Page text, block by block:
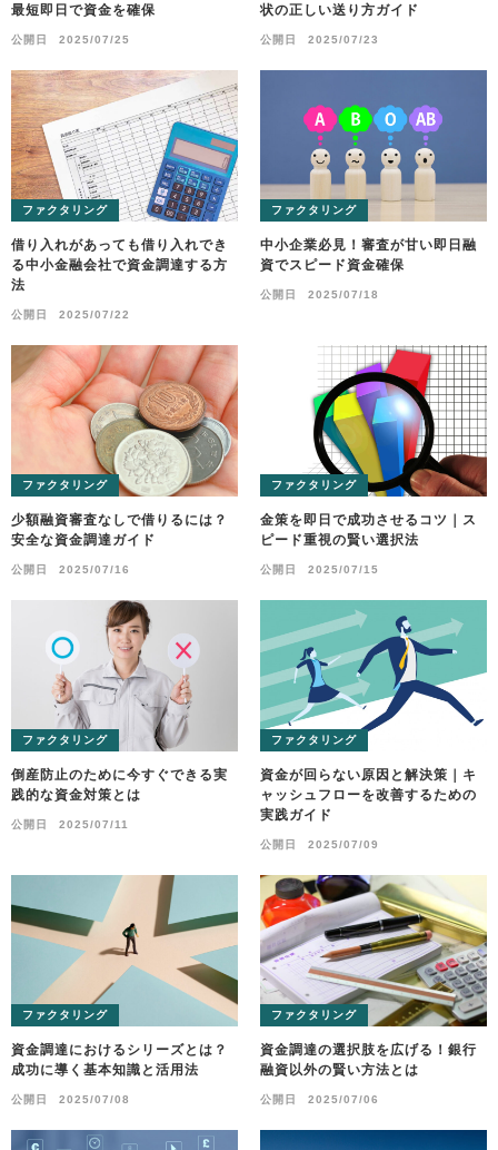
最短即日で資金を確保
公開日 2025/07/25
状の正しい送り方ガイド
公開日 2025/07/23
ファクタリング
借り入れがあっても借り入れでき
る中小金融会社で資金調達する方
法
公開日 2025/07/22
ファクタリング
中小企業必見！審査が甘い即日融
資でスピード資金確保
公開日 2025/07/18
ファクタリング
少額融資審査なしで借りるには？
安全な資金調達ガイド
公開日 2025/07/16
ファクタリング
金策を即日で成功させるコツ｜ス
ピード重視の賢い選択法
公開日 2025/07/15
ファクタリング
倒産防止のために今すぐできる実
践的な資金対策とは
公開日 2025/07/11
ファクタリング
資金が回らない原因と解決策｜キ
ャッシュフローを改善するための
実践ガイド
公開日 2025/07/09
ファクタリング
資金調達におけるシリーズとは？
成功に導く基本知識と活用法
公開日 2025/07/08
ファクタリング
資金調達の選択肢を広げる！銀行
融資以外の賢い方法とは
公開日 2025/07/06